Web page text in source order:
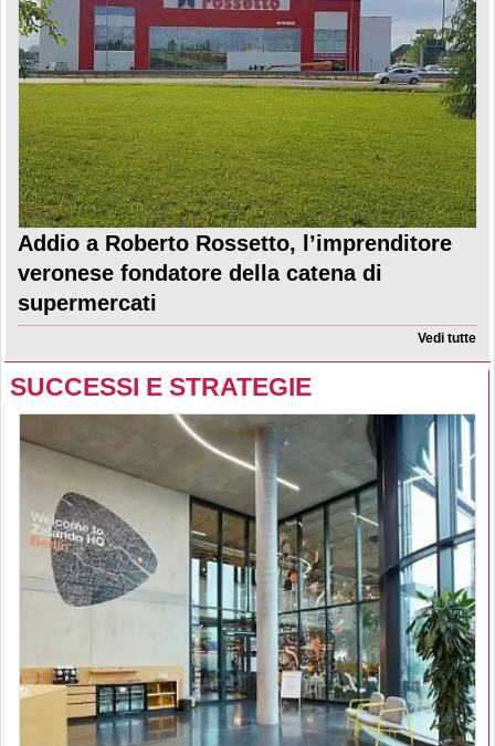
Addio a Roberto Rossetto, l’imprenditore
veronese fondatore della catena di
supermercati
Vedi tutte
SUCCESSI E STRATEGIE